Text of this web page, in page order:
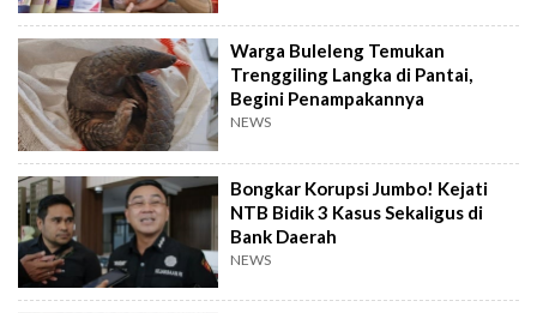
Warga Buleleng Temukan
Trenggiling Langka di Pantai,
Begini Penampakannya
NEWS
Bongkar Korupsi Jumbo! Kejati
NTB Bidik 3 Kasus Sekaligus di
Bank Daerah
NEWS